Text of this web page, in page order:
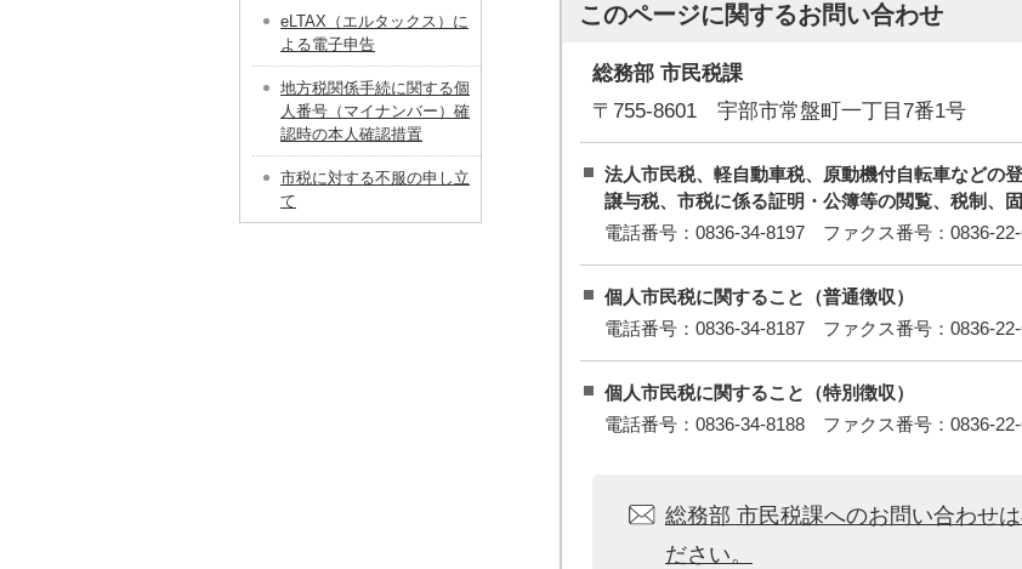
このページに関するお問い合わせ
総務部 市民税課
〒755-8601 宇部市常盤町一丁目7番1号
法人市民税、軽自動車税、原動機付自転車などの
譲与税、市税に係る証明・公簿等の閲覧、税制、
電話番号：0836-34-8197 ファクス番号：0836-
個人市民税に関すること（普通徴収）
電話番号：0836-34-8187 ファクス番号：0836-
個人市民税に関すること（特別徴収）
電話番号：0836-34-8188 ファクス番号：0836-
総務部 市民税課へのお問い合わせ
ださい。
eLTAX（エルタックス）に
よる電子申告
地方税関係手続に関する個
人番号（マイナンバー）確
認時の本人確認措置
市税に対する不服の申し立
て